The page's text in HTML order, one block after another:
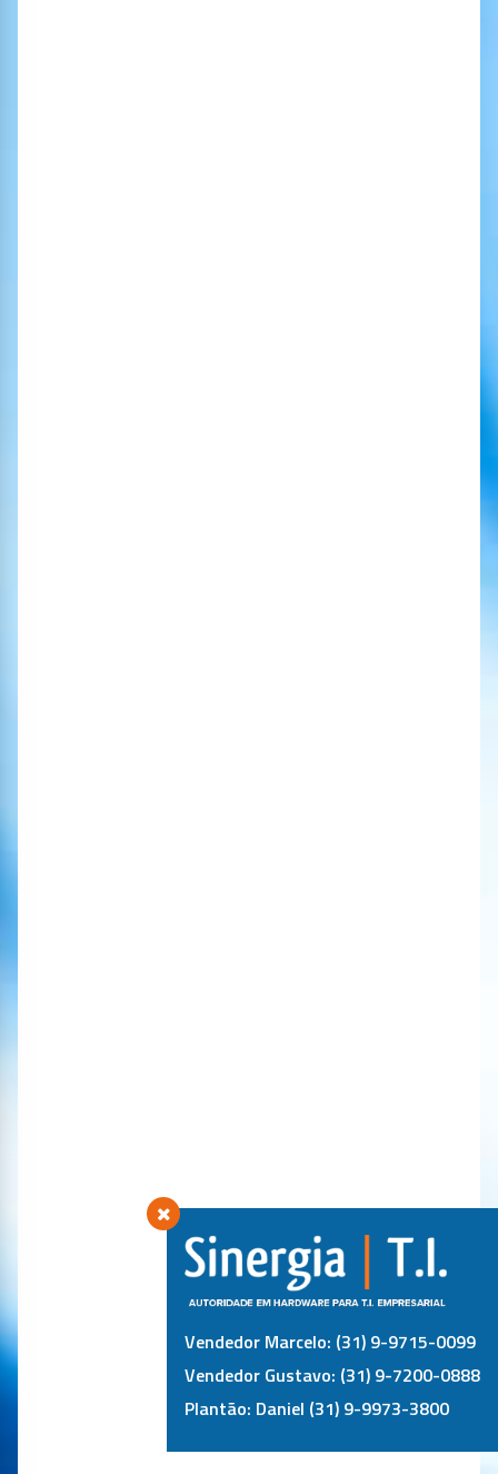
Vendedor Marcelo: (31) 9-9715-0099
Vendedor Gustavo: (31) 9-7200-0888
Plantão: Daniel (31) 9-9973-3800